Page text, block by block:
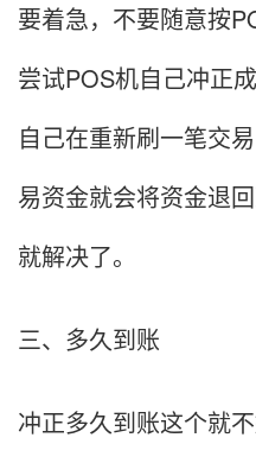
要着急，不要随意按
尝试POS机自己冲正
自己在重新刷一笔交
易资金就会将资金退
就解决了。
三、多久到账
冲正多久到账这个就